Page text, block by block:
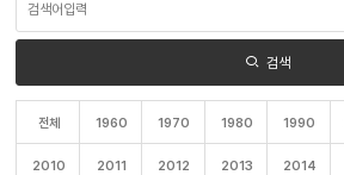
입
검색
전체 1960 1970 1980 1990
2010 2011 2012 2013 2014